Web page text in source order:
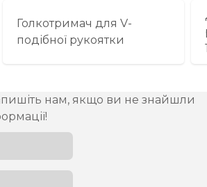
Голкотримач для V-
подібної рукоятки
нам, якщо ви не знайшли